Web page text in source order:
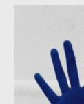
van
ideeën
het
tussen
waarheid
Klein